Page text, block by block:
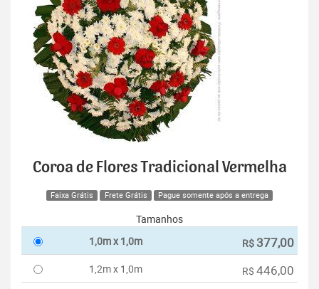
Coroa de Flores Tradicional Vermelha
Faixa Grátis Frete Grátis Pague somente após a entrega
Tamanhos
1,0m x 1,0m
R$ 377,00
1,2m x 1,0m R$ 446,00